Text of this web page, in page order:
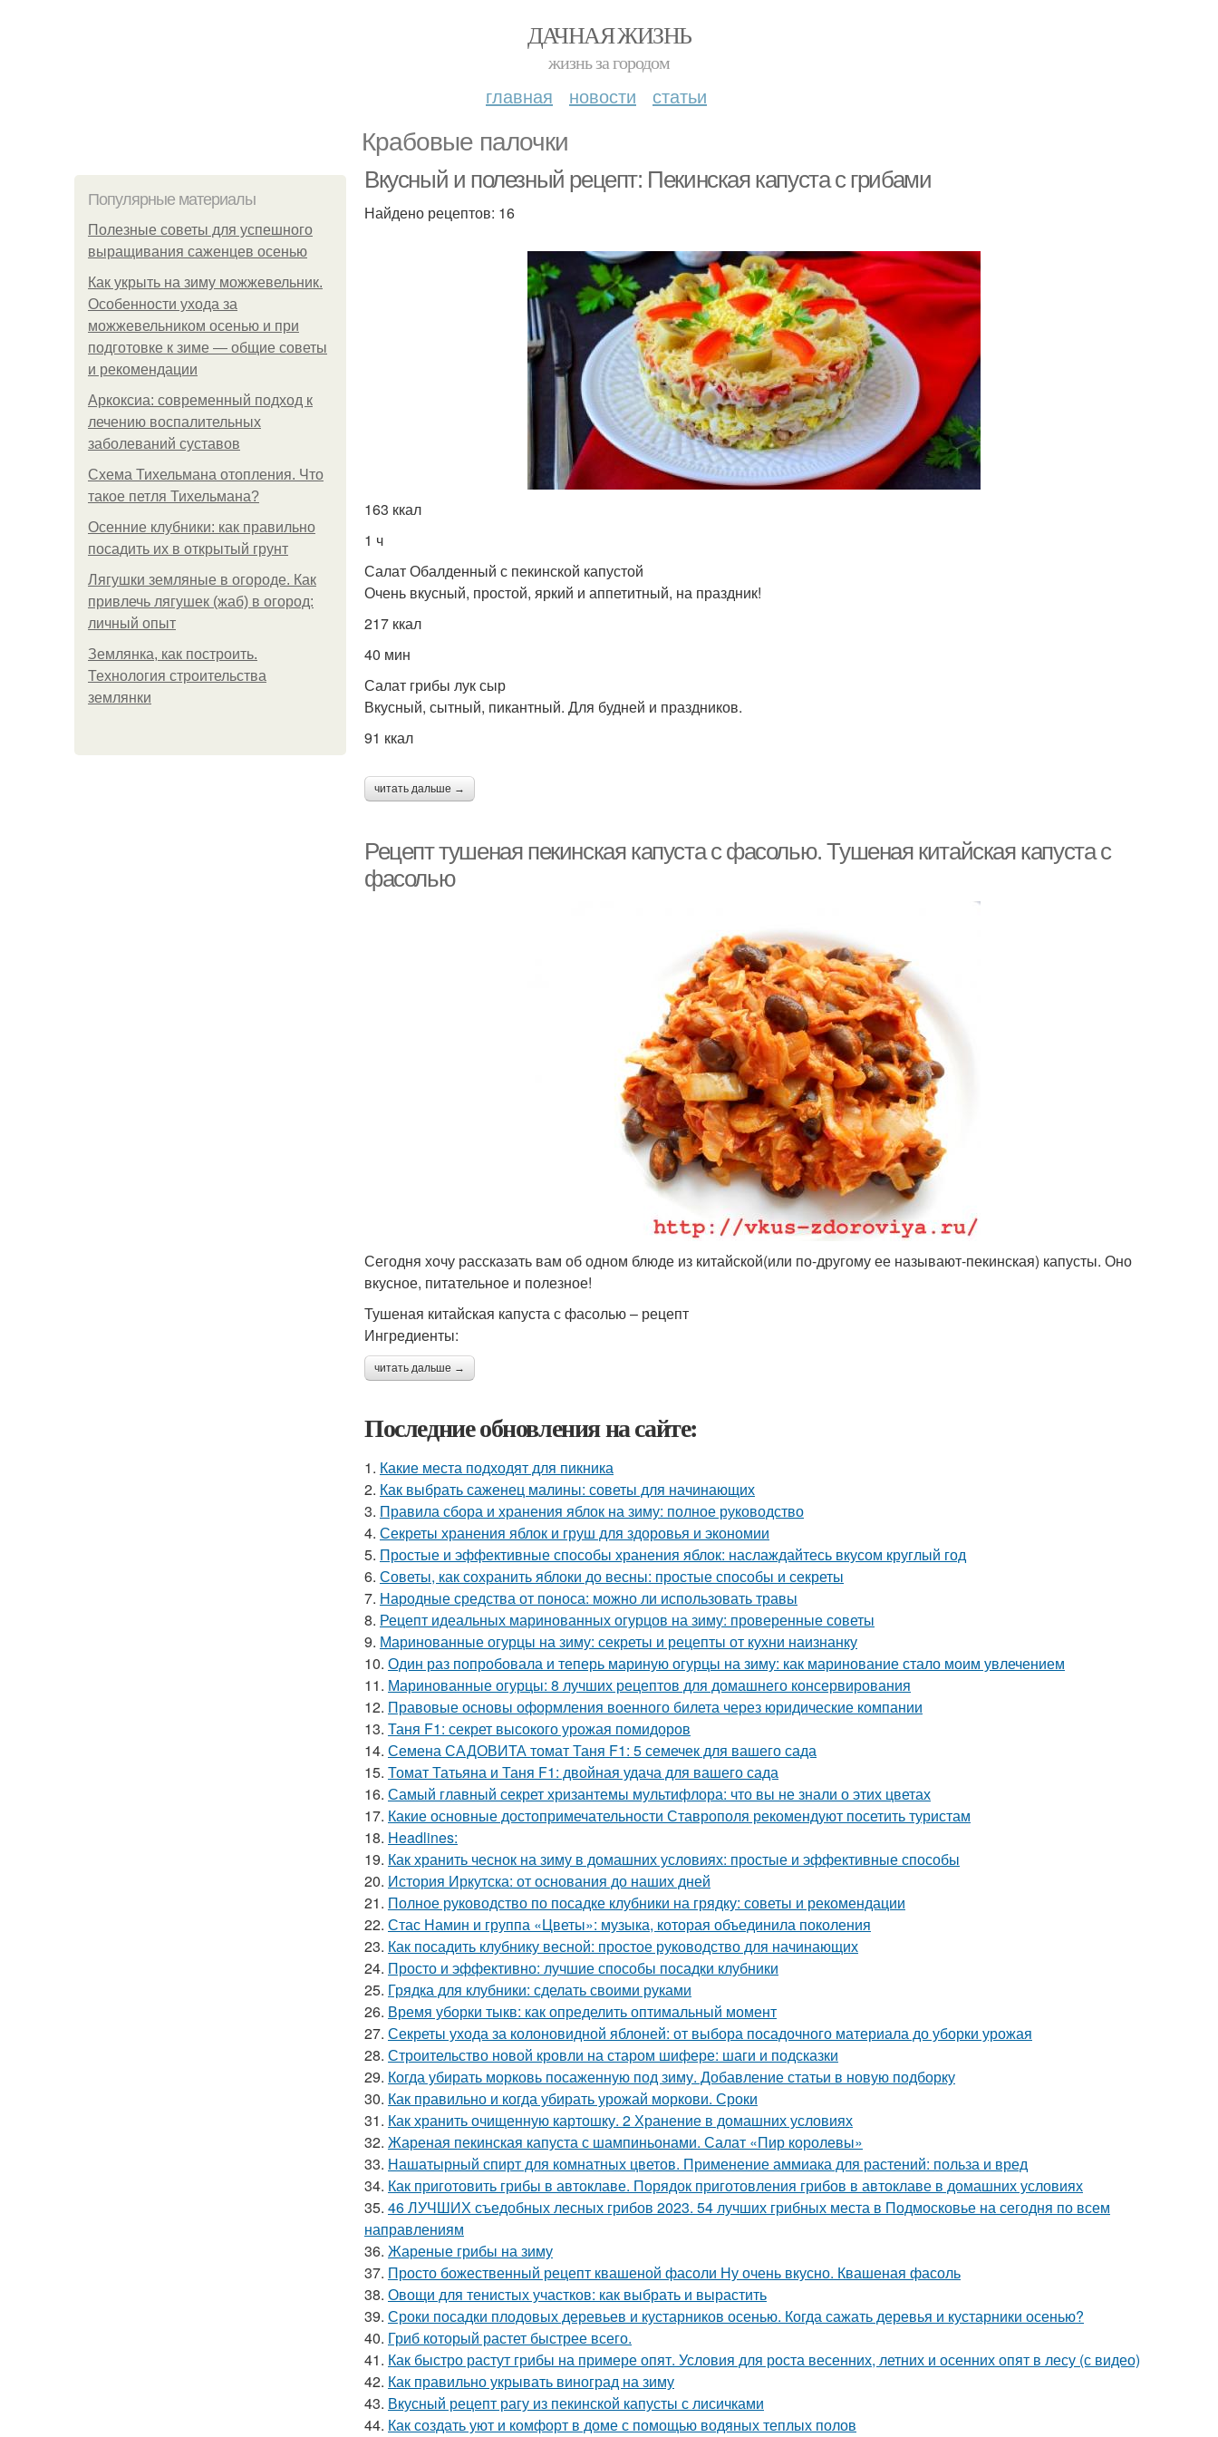
ДАЧНАЯ ЖИЗНЬ
жизнь за городом
главная новости статьи
Крабовые палочки
Популярные материалы
Полезные советы для успешного
выращивания саженцев осенью
Как укрыть на зиму можжевельник.
Особенности ухода за
можжевельником осенью и при
подготовке к зиме — общие советы
и рекомендации
Аркоксиа: современный подход к
лечению воспалительных
заболеваний суставов
Схема Тихельмана отопления. Что
такое петля Тихельмана?
Осенние клубники: как правильно
посадить их в открытый грунт
Лягушки земляные в огороде. Как
привлечь лягушек (жаб) в огород:
личный опыт
Землянка, как построить.
Технология строительства
землянки
Вкусный и полезный рецепт: Пекинская капуста с грибами
Найдено рецептов: 16
163 ккал
1 ч
Салат Обалденный с пекинской капустой
Очень вкусный, простой, яркий и аппетитный, на праздник!
217 ккал
40 мин
Салат грибы лук сыр
Вкусный, сытный, пикантный. Для будней и праздников.
91 ккал
читать дальше →
Рецепт тушеная пекинская капуста с фасолью. Тушеная китайская капуста с
фасолью
Сегодня хочу рассказать вам об одном блюде из китайской(или по-другому ее называют-пекинская) капусты. Оно
вкусное, питательное и полезное!
Тушеная китайская капуста с фасолью – рецепт
Ингредиенты:
читать дальше →
Последние обновления на сайте:
1. Какие места подходят для пикника
2. Как выбрать саженец малины: советы для начинающих
3. Правила сбора и хранения яблок на зиму: полное руководство
4. Секреты хранения яблок и груш для здоровья и экономии
5. Простые и эффективные способы хранения яблок: наслаждайтесь вкусом круглый год
6. Советы, как сохранить яблоки до весны: простые способы и секреты
7. Народные средства от поноса: можно ли использовать травы
8. Рецепт идеальных маринованных огурцов на зиму: проверенные советы
9. Маринованные огурцы на зиму: секреты и рецепты от кухни наизнанку
10. Один раз попробовала и теперь мариную огурцы на зиму: как маринование стало моим увлечением
11. Маринованные огурцы: 8 лучших рецептов для домашнего консервирования
12. Правовые основы оформления военного билета через юридические компании
13. Таня F1: секрет высокого урожая помидоров
14. Семена САДОВИТА томат Таня F1: 5 семечек для вашего сада
15. Томат Татьяна и Таня F1: двойная удача для вашего сада
16. Самый главный секрет хризантемы мультифлора: что вы не знали о этих цветах
17. Какие основные достопримечательности Ставрополя рекомендуют посетить туристам
18. Headlines:
19. Как хранить чеснок на зиму в домашних условиях: простые и эффективные способы
20. История Иркутска: от основания до наших дней
21. Полное руководство по посадке клубники на грядку: советы и рекомендации
22. Стас Намин и группа «Цветы»: музыка, которая объединила поколения
23. Как посадить клубнику весной: простое руководство для начинающих
24. Просто и эффективно: лучшие способы посадки клубники
25. Грядка для клубники: сделать своими руками
26. Время уборки тыкв: как определить оптимальный момент
27. Секреты ухода за колоновидной яблоней: от выбора посадочного материала до уборки урожая
28. Строительство новой кровли на старом шифере: шаги и подсказки
29. Когда убирать морковь посаженную под зиму. Добавление статьи в новую подборку
30. Как правильно и когда убирать урожай моркови. Сроки
31. Как хранить очищенную картошку. 2 Хранение в домашних условиях
32. Жареная пекинская капуста с шампиньонами. Салат «Пир королевы»
33. Нашатырный спирт для комнатных цветов. Применение аммиака для растений: польза и вред
34. Как приготовить грибы в автоклаве. Порядок приготовления грибов в автоклаве в домашних условиях
35. 46 ЛУЧШИХ съедобных лесных грибов 2023. 54 лучших грибных места в Подмосковье на сегодня по всем
направлениям
36. Жареные грибы на зиму
37. Просто божественный рецепт квашеной фасоли Ну очень вкусно. Квашеная фасоль
38. Овощи для тенистых участков: как выбрать и вырастить
39. Сроки посадки плодовых деревьев и кустарников осенью. Когда сажать деревья и кустарники осенью?
40. Гриб который растет быстрее всего.
41. Как быстро растут грибы на примере опят. Условия для роста весенних, летних и осенних опят в лесу (с видео)
42. Как правильно укрывать виноград на зиму
43. Вкусный рецепт рагу из пекинской капусты с лисичками
44. Как создать уют и комфорт в доме с помощью водяных теплых полов